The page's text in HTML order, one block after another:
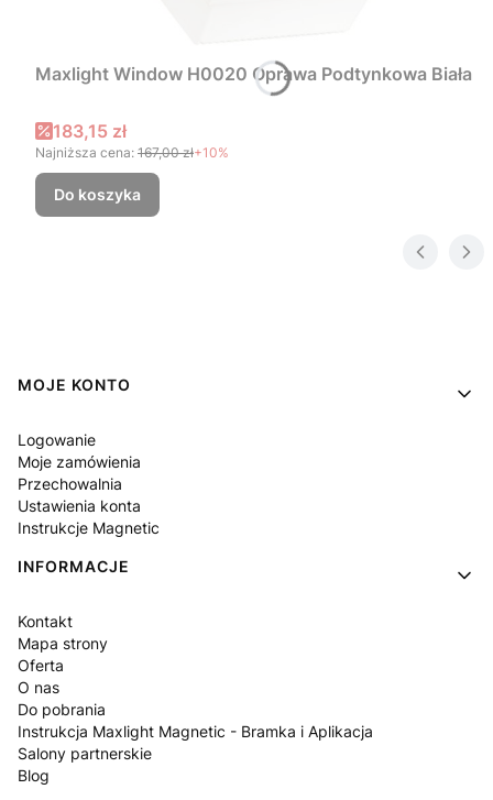
Maxlight Window H0020 Oprawa Podtynkowa Biała
Cena promocyjna
183,15 zł
Najniższa cena: 167,00 zł+10%
Do koszyka
Linki w stopce
MOJE KONTO
Logowanie
Moje zamówienia
Przechowalnia
Ustawienia konta
Instrukcje Magnetic
INFORMACJE
Kontakt
Mapa strony
Oferta
O nas
Do pobrania
Instrukcja Maxlight Magnetic - Bramka i Aplikacja
Salony partnerskie
Blog